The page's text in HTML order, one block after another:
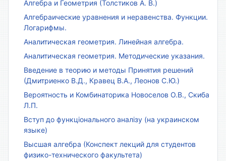
Алгебра и Геометрия (Толстиков А. В.)
Алгебраические уравнения и неравенства. Функции.
Логарифмы.
Аналитическая геометрия. Линейная алгебра.
Аналитическая геометрия. Методические указания.
Введение в теорию и методы Принятия решений
(Дмитриенко В.Д., Кравец В.А., Леонов С.Ю.)
Вероятность и Комбинаторика Новоселов О.В., Скиба
Л.П.
Вступ до функціонального аналізу (на украинском
языке)
Высшая алгебра (Конспект лекций для студентов
физико-технического факультета)